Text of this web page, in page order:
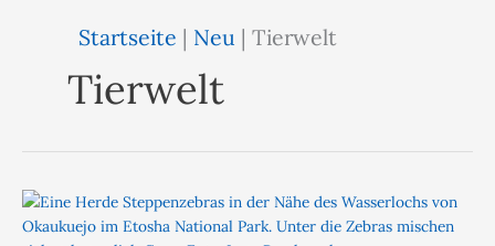
Startseite | Neu |Tierwelt
Tierwelt